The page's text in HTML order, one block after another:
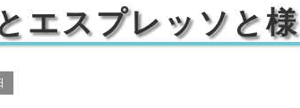
エスプレッソと様